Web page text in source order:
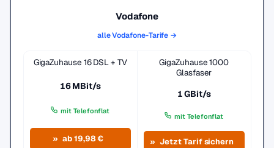
Vodafone
alle Vodafone-Tarife →
GigaZuhause 16 DSL + TV
16 MBit/s
mit Telefonflat
ab 19,98 €
GigaZuhause 1000
Glasfaser
1 GBit/s
mit Telefonflat
Jetzt Tarif sichern